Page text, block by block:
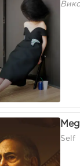
Self